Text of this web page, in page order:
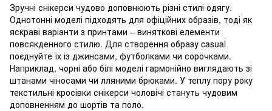
Зручні снікерси чудово доповнюють різні стилі одягу.
Однотонні моделі підходять для офіційних образів, тоді як
яскраві варіанти з принтами – виняткові елементи
повсякденного стилю. Для створення образу casual
поєднуйте їх із джинсами, футболками чи сорочками.
Наприклад, чорні або білі моделі гармонійно виглядають зі
штанами чіносами чи лляними брюками. У теплу пору року
текстильні кросівки снікерси чоловічі стануть чудовим
доповненням до шортів та поло.